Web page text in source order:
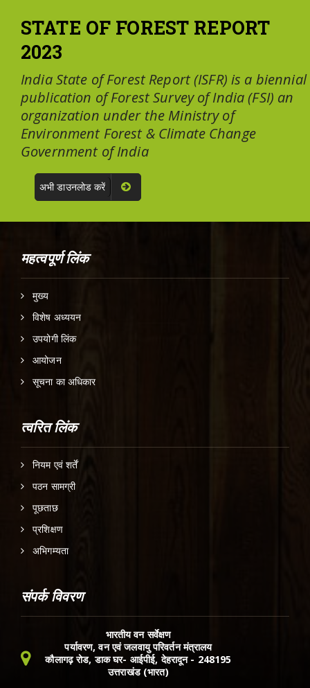
STATE OF FOREST REPORT
2023
India State of Forest Report (ISFR) is a biennial
publication of Forest Survey of India (FSI) an
organization under the Ministry of
Environment Forest & Climate Change
Government of India
अभी डाउनलोड करें
महत्वपूर्ण लिंक
मुख्य
विशेष अध्ययन
उपयोगी लिंक
आयोजन
सूचना का अधिकार
त्वरित लिंक
नियम एवं शर्तें
पठन सामग्री
पूछताछ
प्रशिक्षण
अभिगम्यता
संपर्क विवरण
भारतीय वन सर्वेक्षण
पर्यावरण, वन एवं जलवायु परिवर्तन मंत्रालय
कौलागढ़ रोड, डाक घर- आईपीई, देहरादून - 248195
उत्तराखंड (भारत)